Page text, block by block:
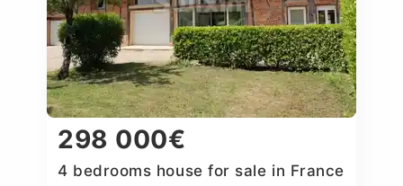
298 000€
4 bedrooms house for sale in France